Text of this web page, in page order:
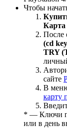
Чтобы
Карта
После
(cd
TRY
сайте
В
карту
* — Ключи
или в день